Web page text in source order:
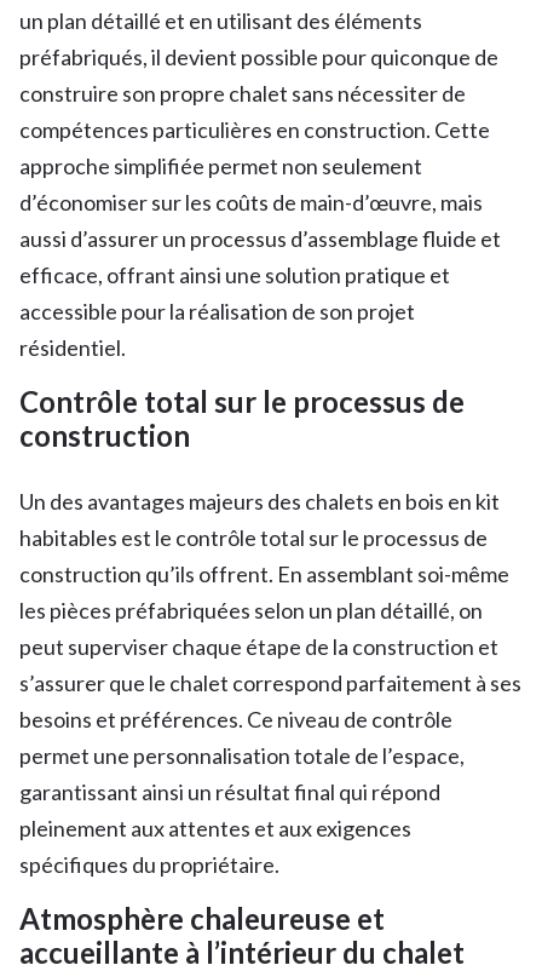
un plan détaillé et en utilisant des éléments
préfabriqués, il devient possible pour quiconque de
construire son propre chalet sans nécessiter de
compétences particulières en construction. Cette
approche simplifiée permet non seulement
d’économiser sur les coûts de main-d’œuvre, mais
aussi d’assurer un processus d’assemblage fluide et
efficace, offrant ainsi une solution pratique et
accessible pour la réalisation de son projet
résidentiel.
Contrôle total sur le processus de
construction
Un des avantages majeurs des chalets en bois en kit
habitables est le contrôle total sur le processus de
construction qu’ils offrent. En assemblant soi-même
les pièces préfabriquées selon un plan détaillé, on
peut superviser chaque étape de la construction et
s’assurer que le chalet correspond parfaitement à ses
besoins et préférences. Ce niveau de contrôle
permet une personnalisation totale de l’espace,
garantissant ainsi un résultat final qui répond
pleinement aux attentes et aux exigences
spécifiques du propriétaire.
Atmosphère chaleureuse et
accueillante à l’intérieur du chalet